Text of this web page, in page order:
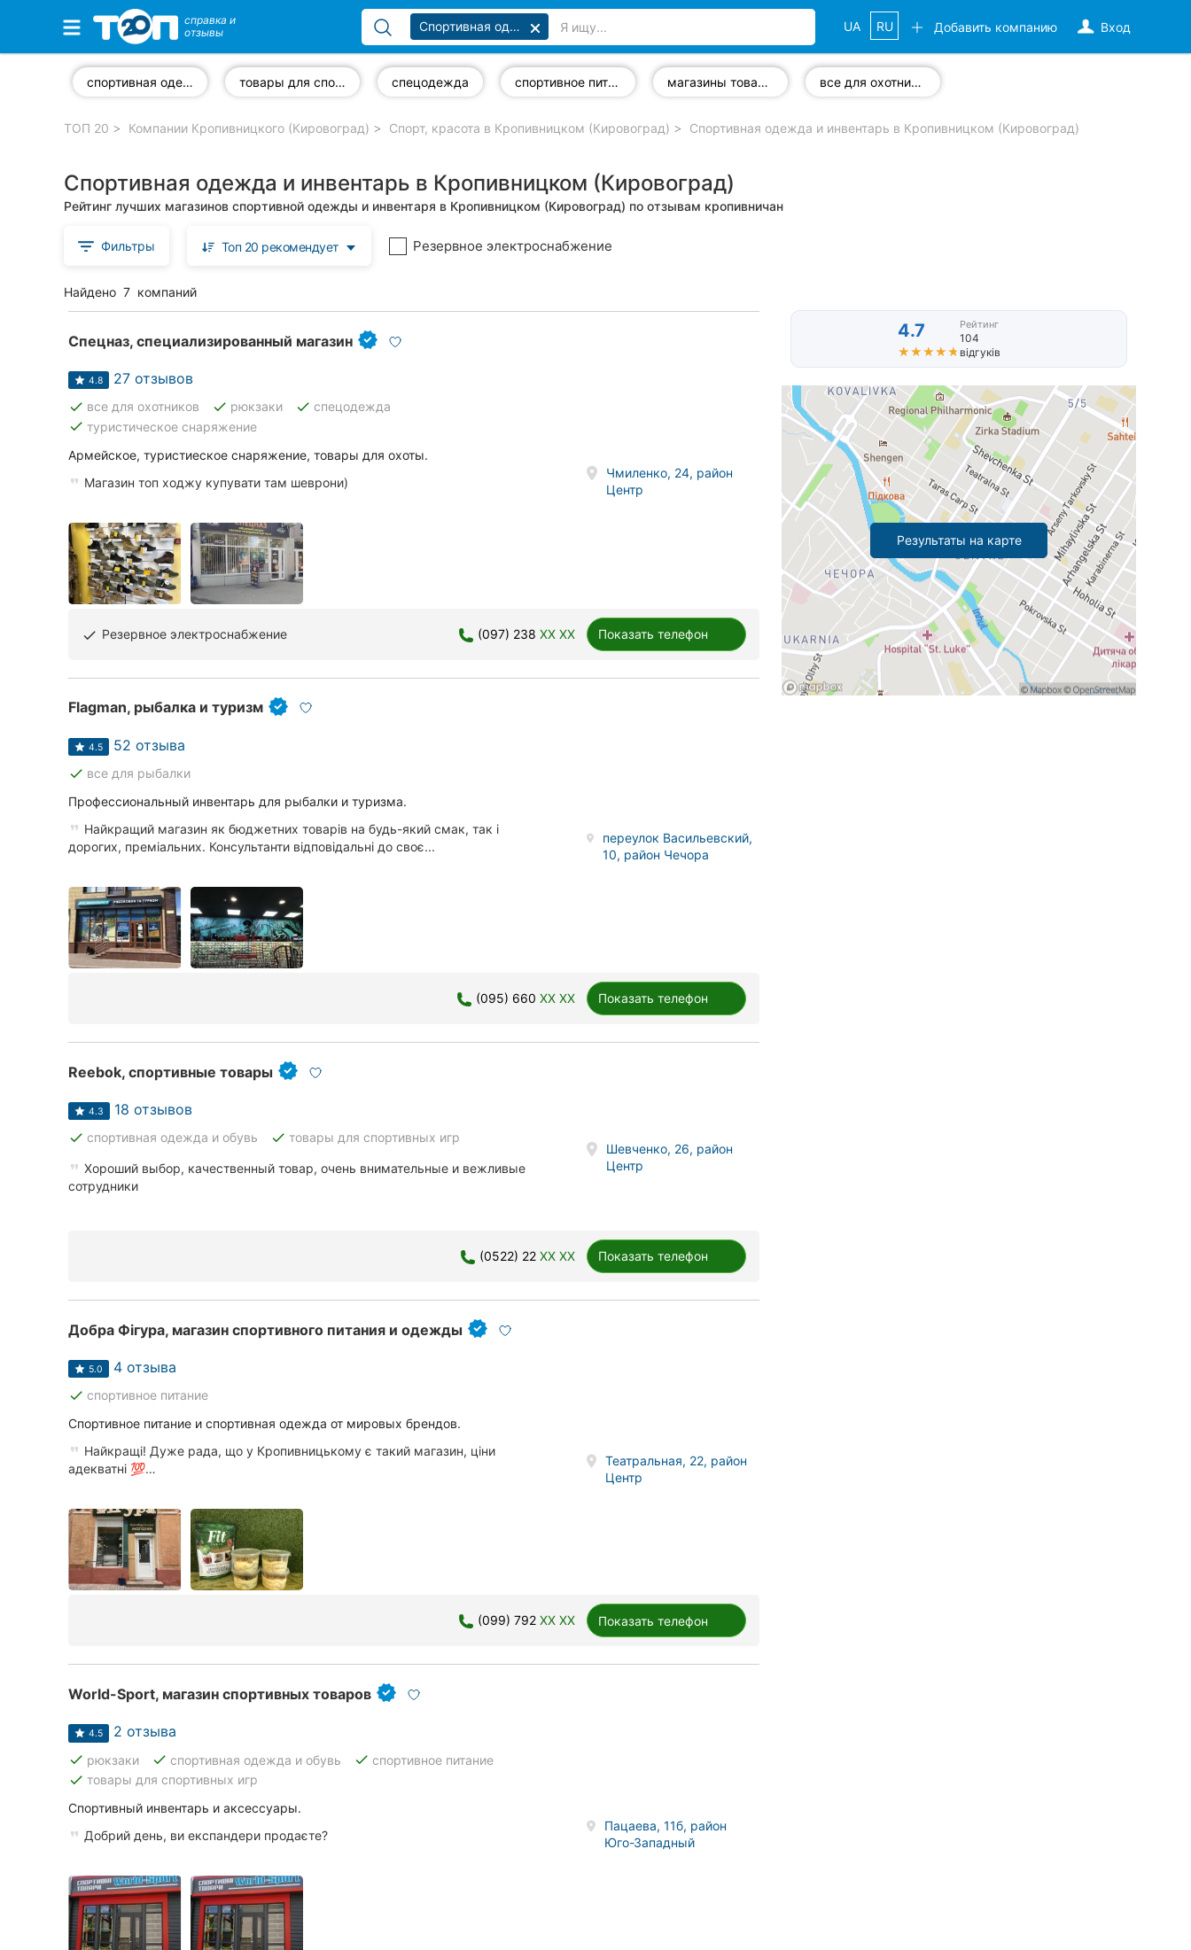
Избранные компании
Стоматологии
Ветеринарные клиники
Автошколы
Рестораны
Все рубрики
Все города:
Кропивницкий
Винница
Житомир
Тернополь
Хмельницкий
Ровно
Харьков
Запорожье
Львов
Кривой Рог
Полтава
Чернигов
Черкассы
Черновцы
Ужгород
справка и
отзывы
Вход
Добавить компанию
UA RU
Спортивная одежда и инвентарь
спортивная одежда и обувь товары для спортивных игр спецодежда спортивное питание магазины товаров для зимнего спорта все для охотников
ТОП 20 Компании Кропивницкого (Кировоград) Спорт, красота в Кропивницком (Кировоград) Спортивная одежда и инвентарь в Кропивницком (Кировоград)
Спортивная одежда и инвентарь в Кропивницком (Кировоград)
Рейтинг лучших магазинов спортивной одежды и инвентаря в Кропивницком (Кировоград) по отзывам кропивничан
Фильтры Топ 20 рекомендует Резервное электроснабжение
Найдено 7 компаний
Спецназ, специализированный магазин
4.8 27 отзывов
done все для охотников done рюкзаки done спецодежда
done туристическое снаряжение
Армейское, туристиеское снаряжение, товары для охоты.
Магазин топ ходжу купувати там шеврони)
Чмиленко, 24, район
Центр
done Резервное электроснабжение (097) 238 XX XX Показать телефон
Flagman, рыбалка и туризм
4.5 52 отзыва
done все для рыбалки
Профессиональный инвентарь для рыбалки и туризма.
Найкращий магазин як бюджетних товарів на будь-який смак, так і
дорогих, преміальних. Консультанти відповідальні до своє...
переулок Васильевский,
10, район Чечора
(095) 660 XX XX Показать телефон
Reebok, спортивные товары
4.3 18 отзывов
done спортивная одежда и обувь done товары для спортивных игр
Хороший выбор, качественный товар, очень внимательные и вежливые
сотрудники
Шевченко, 26, район
Центр
(0522) 22 XX XX Показать телефон
Добра Фігура, магазин спортивного питания и одежды
5.0 4 отзыва
done спортивное питание
Спортивное питание и спортивная одежда от мировых брендов.
Найкращі! Дуже рада, що у Кропивницькому є такий магазин, ціни
адекватні 💯…
Театральная, 22, район
Центр
(099) 792 XX XX Показать телефон
World-Sport, магазин спортивных товаров
4.5 2 отзыва
done рюкзаки done спортивная одежда и обувь done спортивное питание
done товары для спортивных игр
Спортивный инвентарь и аксессуары.
Добрий день, ви експандери продаєте?
Пацаева, 11б, район
Юго-Западный
4.7
★★★★★
★★★★★
Рейтинг
104
відгуків
Результаты на карте